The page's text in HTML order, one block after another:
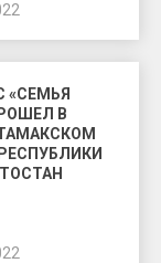
«СЕМЬЯ
В